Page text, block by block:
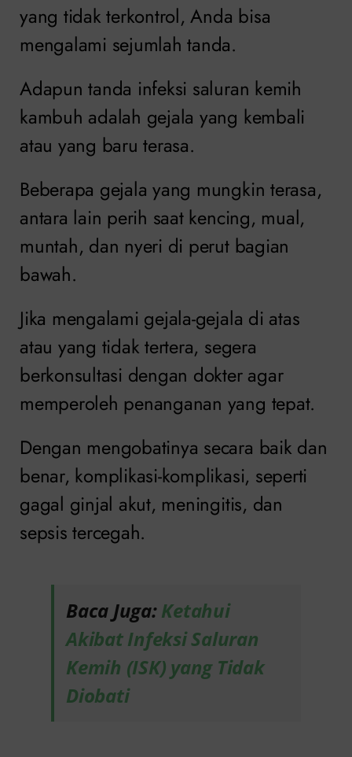
yang tidak terkontrol, Anda bisa
mengalami sejumlah tanda.
Adapun tanda infeksi saluran kemih
kambuh adalah gejala yang kembali
atau yang baru terasa.
Beberapa gejala yang mungkin terasa,
antara lain perih saat kencing, mual,
muntah, dan nyeri di perut bagian
bawah.
Jika mengalami gejala-gejala di atas
atau yang tidak tertera, segera
berkonsultasi dengan dokter agar
memperoleh penanganan yang tepat.
Dengan mengobatinya secara baik dan
benar, komplikasi-komplikasi, seperti
gagal ginjal akut, meningitis, dan
sepsis tercegah.
Baca Juga:Ketahui
Akibat Infeksi Saluran
Kemih (ISK) yang Tidak
Diobati